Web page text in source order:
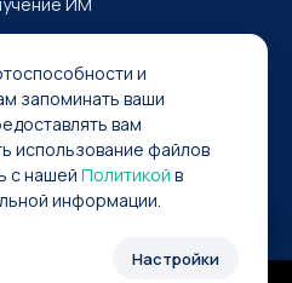
Strategit
и
запоминать ваши
вам
использование файлов
с нашей Политикой в
информации.
Настройки